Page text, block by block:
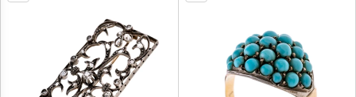
Rokoko-Revival.